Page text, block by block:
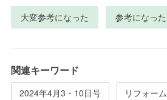
大変参考になった 参考になった
関連キーワード
2024年4月3・10日号 リフォーム